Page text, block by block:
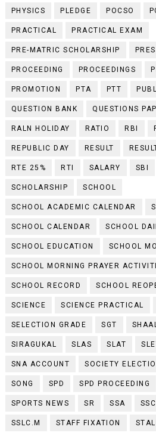
PHYSICS PLEDGE POCSO
PRACTICAL PRACTICAL EXAM
PRE-MATRIC SCHOLARSHIP
PROCEEDING PROCEEDINGS
PROMOTION PTA PTT
QUESTION BANK QUESTIONS
RALN HOLIDAY RATIO RBI
REPUBLIC DAY RESULT
RTE 25% RTI SALARY SBI
SCHOLARSHIP SCHOOL
SCHOOL ACADEMIC CALENDAR
SCHOOL CALENDAR SCHOOL
SCHOOL EDUCATION SCHOOL
SCHOOL MORNING PRAYER
SCHOOL RECORD SCHOOL
SCIENCE SCIENCE PRACTICAL
SELECTION GRADE SGT
SIRAGUKAL SLAS SLAT
SNA ACCOUNT SOCIETY
SONG SPD SPD PROCEEDING
SPORTS NEWS SR SSA SSC
SSLC.M STAFF FIXATION